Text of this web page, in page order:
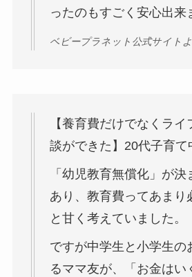
ったのもすごく安心出来
ベビープラネット公式サイト
【養育費だけでなくラ
談ができた】20代子育て
「幼児教育無償化」が決
あり、教育費ってあまり
と甘く考えていました。
ですが中学生と小学生の
るママ友が、「お金はい